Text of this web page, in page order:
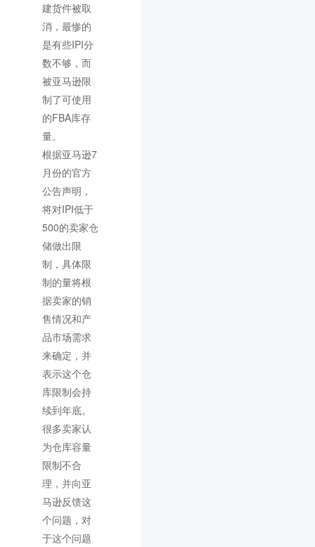
建货件被取
消，最惨的
是有些IPI分
数不够，而
被亚马逊限
制了可使用
的FBA库存
量。
根据亚马逊7
月份的官方
公告声明，
将对IPI低于
500的卖家仓
储做出限
制，具体限
制的量将根
据卖家的销
售情况和产
品市场需求
来确定，并
表示这个仓
库限制会持
续到年底。
很多卖家认
为仓库容量
限制不合
理，并向亚
马逊反馈这
个问题，对
于这个问题